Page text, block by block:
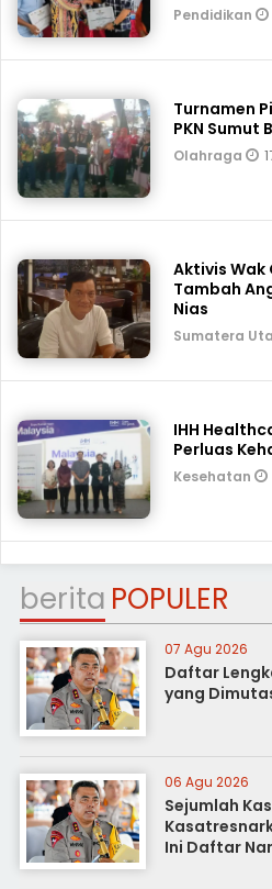
Pendidikan
Turnamen
PKN Sumut
Olahraga
Aktivis Wak
Tambah
Nias
Sumatera
IHH
Perluas
Kesehatan
berita POPULER
07 Agu 2026
Daftar
yang
06 Agu 2026
Sejumlah
Ini Daftar